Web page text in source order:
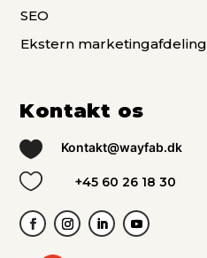
SEO
Ekstern marketingafdeling
Kontakt os
 Kontakt@wayfab.dk
 +45 60 26 18 30